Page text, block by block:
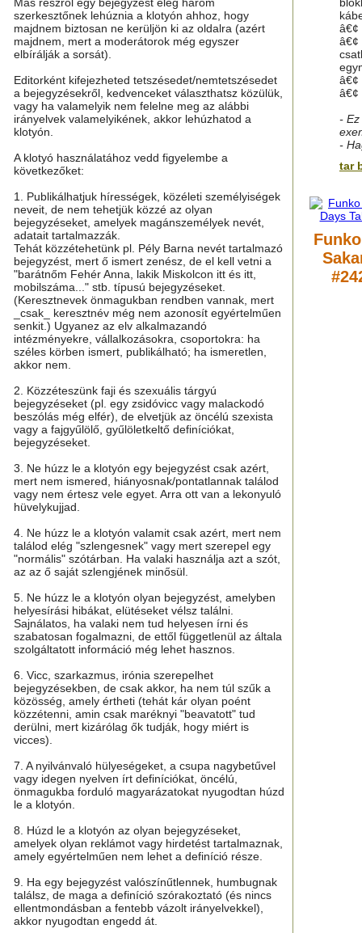
szerkesztőnek lehúznia a klotyón ahhoz, hogy
majdnem biztosan ne kerüljön ki az oldalra (azért
majdnem, mert a moderátorok még egyszer
elbírálják a sorsát).
Editorként kifejezheted tetszésedet/nemtetszésedet
a bejegyzésekről, kedvenceket választhatsz közülük,
vagy ha valamelyik nem felelne meg az alábbi
irányelvek valamelyikének, akkor lehúzhatod a
klotyón.
A klotyó használatához vedd figyelembe a
következőket:
1. Publikálhatjuk hírességek, közéleti személyiségek
neveit, de nem tehetjük közzé az olyan
bejegyzéseket, amelyek magánszemélyek nevét,
adatait tartalmazzák.
Tehát közzétehetünk pl. Pély Barna nevét tartalmazó
bejegyzést, mert ő ismert zenész, de el kell vetni a
"barátnőm Fehér Anna, lakik Miskolcon itt és itt,
mobilszáma..." stb. típusú bejegyzéseket.
(Keresztnevek önmagukban rendben vannak, mert
_csak_ keresztnév még nem azonosít egyértelműen
senkit.) Ugyanez az elv alkalmazandó
intézményekre, vállalkozásokra, csoportokra: ha
széles körben ismert, publikálható; ha ismeretlen,
akkor nem.
2. Közzéteszünk faji és szexuális tárgyú
bejegyzéseket (pl. egy zsidóvicc vagy malackodó
beszólás még elfér), de elvetjük az öncélú szexista
vagy a fajgyűlölő, gyűlöletkeltő definíciókat,
bejegyzéseket.
3. Ne húzz le a klotyón egy bejegyzést csak azért,
mert nem ismered, hiányosnak/pontatlannak találod
vagy nem értesz vele egyet. Arra ott van a lekonyuló
hüvelykujjad.
4. Ne húzz le a klotyón valamit csak azért, mert nem
találod elég "szlengesnek" vagy mert szerepel egy
"normális" szótárban. Ha valaki használja azt a szót,
az az ő saját szlengjének minősül.
5. Ne húzz le a klotyón olyan bejegyzést, amelyben
helyesírási hibákat, elütéseket vélsz találni.
Sajnálatos, ha valaki nem tud helyesen írni és
szabatosan fogalmazni, de ettől függetlenül az általa
szolgáltatott információ még lehet hasznos.
6. Vicc, szarkazmus, irónia szerepelhet
bejegyzésekben, de csak akkor, ha nem túl szűk a
közösség, amely értheti (tehát kár olyan poént
közzétenni, amin csak maréknyi "beavatott" tud
derülni, mert kizárólag ők tudják, hogy miért is
vicces).
7. A nyilvánvaló hülyeségeket, a csupa nagybetűvel
vagy idegen nyelven írt definíciókat, öncélú,
önmagukba forduló magyarázatokat nyugodtan húzd
le a klotyón.
8. Húzd le a klotyón az olyan bejegyzéseket,
amelyek olyan reklámot vagy hirdetést tartalmaznak,
amely egyértelműen nem lehet a definíció része.
9. Ha egy bejegyzést valószínűtlennek, humbugnak
találsz, de maga a definíció szórakoztató (és nincs
ellentmondásban a fentebb vázolt irányelvekkel),
akkor nyugodtan engedd át.
â€¢
â€¢
â€¢
â€¢
-
-
tar